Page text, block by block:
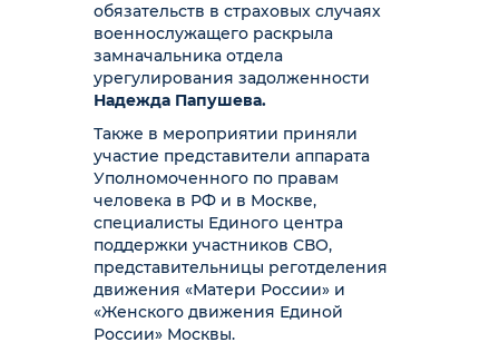
обязательств в страховых случаях
военнослужащего раскрыла
замначальника отдела
урегулирования задолженности
Надежда Папушева.
Также в мероприятии приняли
участие представители аппарата
Уполномоченного по правам
человека в РФ и в Москве,
специалисты Единого центра
поддержки участников СВО,
представительницы реготделения
движения «Матери России» и
«Женского движения Единой
России» Москвы.